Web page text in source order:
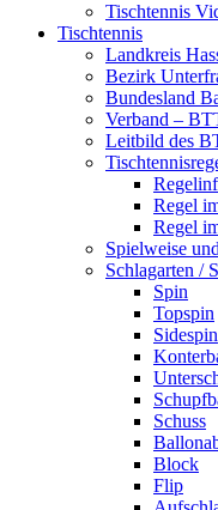
Tischtennis
Tischtennis
Landkreis
Bezirk
Bundesland
Verband –
Leitbild des
Regel
Regel
Spielweise
Schlagarten /
Spin
Topspin
Sidespin
Schuss
Block
Flip